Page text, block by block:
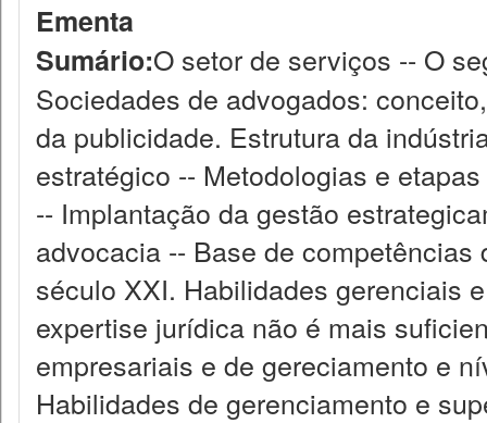
Ementa
Sumário:O setor de serviços -- O
Sociedades de advogados:
da publicidade. Estrutura da
estratégico -- Metodologias e
-- Implantação da gestão
advocacia -- Base de
século XXI. Habilidades gerenciais
expertise jurídica não é mais
empresariais e de gereciamento e
Habilidades de gerenciamento e